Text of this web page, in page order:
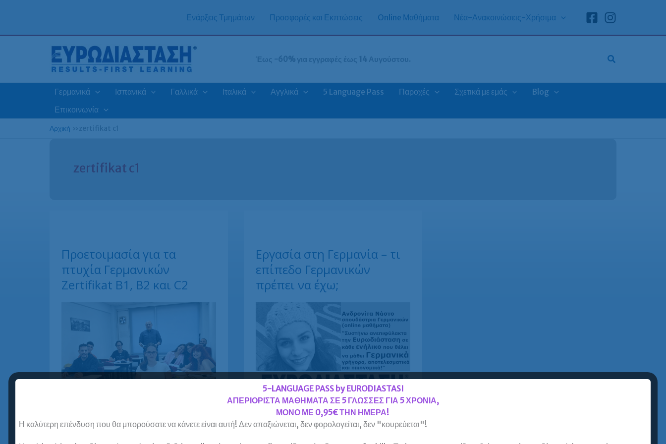
Ενάρξεις Τμημάτων Προσφορές και Εκπτώσεις Online Μαθήματα Νέα-Ανακοινώσεις-Χρήσιμα
Έως -60% για εγγραφές έως 14 Αυγούστου.
Γερμανικά Ισπανικά Γαλλικά Ιταλικά Αγγλικά 5 Language Pass Παροχές Σχετικά με εμάς
Blog
Επικοινωνία
Αρχική »zertifikat c1
zertifikat c1
Προετοιμασία για τα
πτυχία Γερμανικών
Zertifikat B1, B2 και C2
Εργασία στη Γερμανία – τι
επίπεδο Γερμανικών
πρέπει να έχω;
Δείτε τις εξαιρετικές προσφορές μας για
5-LANGUAGE PASS by EURODIASTASI
ΑΠΕΡΙΟΡΙΣΤΑ ΜΑΘΗΜΑΤΑ ΣΕ 5 ΓΛΩΣΣΕΣ ΓΙΑ 5 ΧΡΟΝΙΑ,
ΜΟΝΟ ΜΕ 0,95€ ΤΗΝ ΗΜΕΡΑ!
Η καλύτερη επένδυση που θα μπορούσατε να κάνετε είναι αυτή! Δεν απαξιώνεται, δεν φορολογείται, δεν "κουρεύεται"!